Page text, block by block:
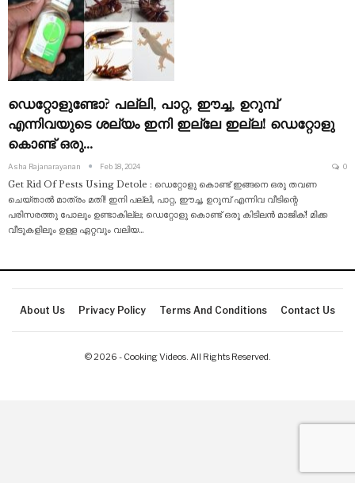
ഡെറ്റോളുണ്ടോ? പല്ലി, പാറ്റ, ഈച്ച, ഉറുമ്പ്
എന്നിവയുടെ ശല്യം ഇനി ഇല്ലേ ഇല്ല! ഡെറ്റോളു
കൊണ്ട് ഒരു…
Asha Rajanarayanan Feb 18, 2024 0
Get Rid Of Pests Using Detole : ഡെറ്റോളു കൊണ്ട് ഇങ്ങനെ ഒരു തവണ
ചെയ്താൽ മാത്രം മതി! ഇനി പല്ലി, പാറ്റ, ഈച്ച, ഉറുമ്പ് എന്നിവ വീടിന്റെ
പരിസരത്തു പോലും ഉണ്ടാകില്ല; ഡെറ്റോളു കൊണ്ട് ഒരു കിടിലൻ മാജിക്! മിക്ക
വീടുകളിലും ഉള്ള ഏറ്റവും വലിയ…
About Us Privacy Policy Terms And Conditions Contact Us
© 2026 - Cooking Videos. All Rights Reserved.